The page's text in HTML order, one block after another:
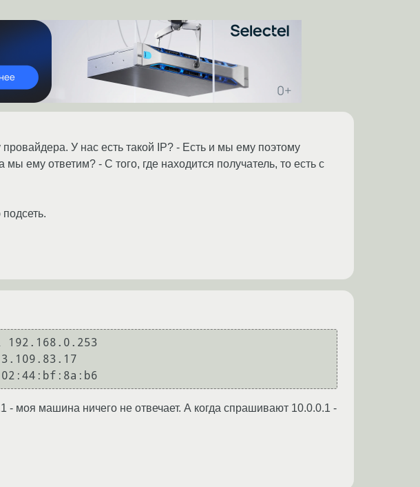
провайдера. У нас есть такой IP? - Есть и мы ему поэтому
ему ответим? - С того, где находится получатель, то есть с
- моя машина ничего не отвечает. А когда спрашивают 10.0.0.1 -